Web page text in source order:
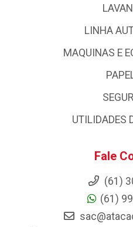
LINHA
MAQUINAS E
UTILIDADES
Fale
(61)
(61)